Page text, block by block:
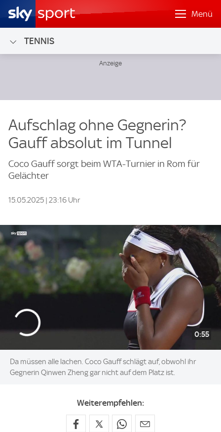
Menü
TENNIS
Aufschlag ohne Gegnerin?
Gauff absolut im Tunnel
Coco Gauff sorgt beim WTA-Turnier in Rom für
Gelächter
15.05.2025 | 23:16 Uhr
0:55
Da müssen alle lachen. Coco Gauff schlägt auf, obwohl ihr
Gegnerin Qinwen Zheng gar nicht auf dem Platz ist.
Weiterempfehlen: